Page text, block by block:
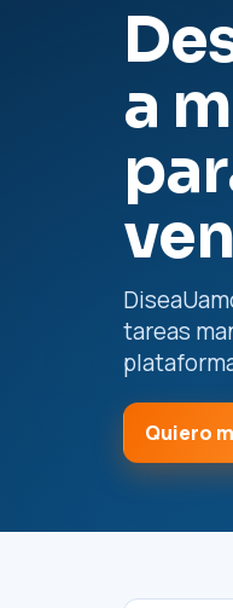
a
tareas
Quiero